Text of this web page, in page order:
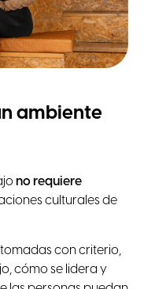
ambiente
no requiere
culturales de
tomadas con criterio,
cómo se lidera y